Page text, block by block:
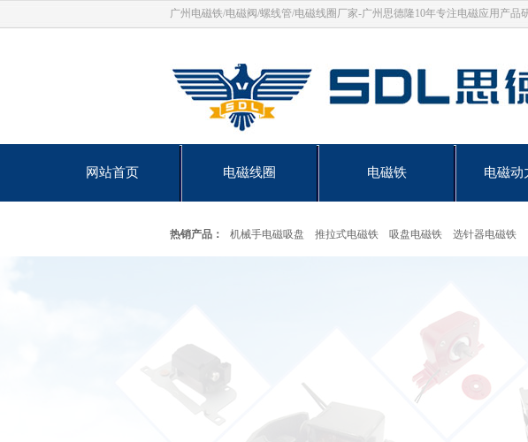
广州电磁铁/电磁阀/螺线管/电磁线圈厂家-广州思德隆10年专注电磁应用产品
网站首页 电磁线圈 电磁铁 电磁动
热销产品： 机械手电磁吸盘 推拉式电磁铁 吸盘电磁铁 选针器电磁铁